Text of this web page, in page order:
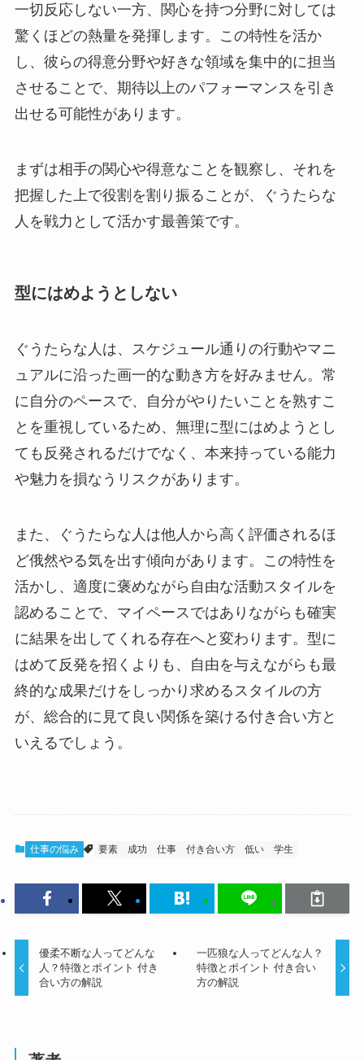
一切反応しない一方、関心を持つ分野に対しては
驚くほどの熱量を発揮します。この特性を活か
し、彼らの得意分野や好きな領域を集中的に担当
させることで、期待以上のパフォーマンスを引き
出せる可能性があります。
まずは相手の関心や得意なことを観察し、それを
把握した上で役割を割り振ることが、ぐうたらな
人を戦力として活かす最善策です。
型にはめようとしない
ぐうたらな人は、スケジュール通りの行動やマニ
ュアルに沿った画一的な動き方を好みません。常
に自分のペースで、自分がやりたいことを熟すこ
とを重視しているため、無理に型にはめようとし
ても反発されるだけでなく、本来持っている能力
や魅力を損なうリスクがあります。
また、ぐうたらな人は他人から高く評価されるほ
ど俄然やる気を出す傾向があります。この特性を
活かし、適度に褒めながら自由な活動スタイルを
認めることで、マイペースではありながらも確実
に結果を出してくれる存在へと変わります。型に
はめて反発を招くよりも、自由を与えながらも最
終的な成果だけをしっかり求めるスタイルの方
が、総合的に見て良い関係を築ける付き合い方と
いえるでしょう。
仕事の悩み 要素 成功 仕事 付き合い方 低い 学生
優柔不断な人ってどんな
人？特徴とポイント 付き
合い方の解説
一匹狼な人ってどんな人？
特徴とポイント 付き合い
方の解説